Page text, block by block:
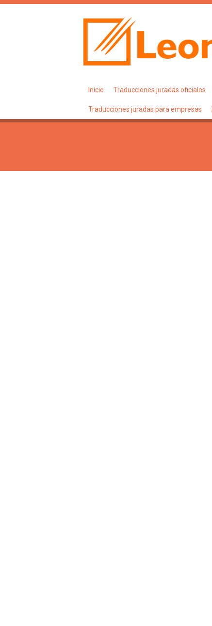
Inicio Traducciones juradas oficiales
Traducciones juradas para empresas